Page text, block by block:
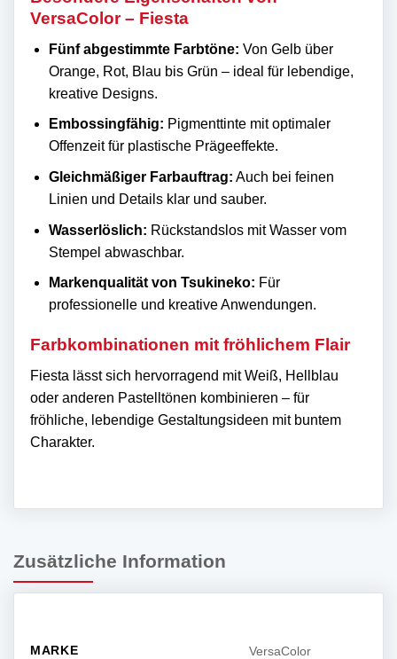
VersaColor – Fiesta
Fünf abgestimmte Farbtöne: Von Gelb über
Orange, Rot, Blau bis Grün – ideal für lebendige,
kreative Designs.
Embossingfähig: Pigmenttinte mit optimaler
Offenzeit für plastische Prägeeffekte.
Gleichmäßiger Farbauftrag: Auch bei feinen
Linien und Details klar und sauber.
Wasserlöslich: Rückstandslos mit Wasser vom
Stempel abwaschbar.
Markenqualität von Tsukineko: Für
professionelle und kreative Anwendungen.
Farbkombinationen mit fröhlichem Flair
Fiesta lässt sich hervorragend mit Weiß, Hellblau
oder anderen Pastelltönen kombinieren – für
fröhliche, lebendige Gestaltungsideen mit buntem
Charakter.
Zusätzliche Information
MARKE VersaColor